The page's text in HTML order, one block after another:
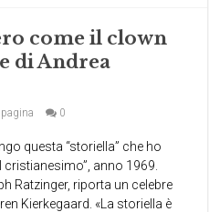
come il clown
di Andrea
0
questa “storiella” che ho
anno 1969.
Ratzinger, riporta un celebre
Kierkegaard. «La storiella è